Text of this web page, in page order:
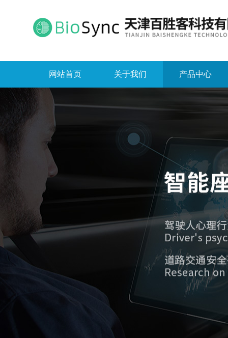
网站首页 关于我们 产品中心